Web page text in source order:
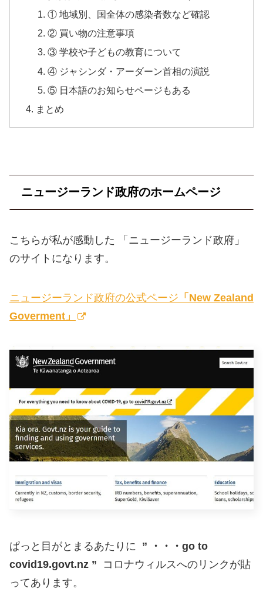
① 地域別、国全体の感染者数など確認
② 買い物の注意事項
③ 学校や子どもの教育について
④ ジャシンダ・アーダーン首相の演説
⑤ 日本語のお知らせページもある
まとめ
ニュージーランド政府のホームページ
こちらが私が感動した 「ニュージーランド政府」
のサイトになります。
ニュージーランド政府の公式ページ 「New Zealand
Goverment」
ぱっと目がとまるあたりに ” ・・・ go to
covid19.govt.nz ” コロナウィルスへのリンクが貼
ってあります。